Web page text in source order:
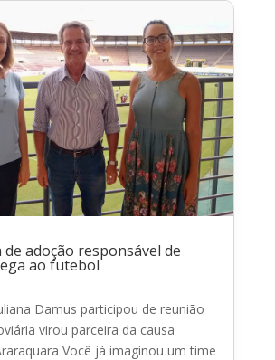
de adoção responsável de
ao futebol
Damus participou de reunião
virou parceira da causa
Você já imaginou um time